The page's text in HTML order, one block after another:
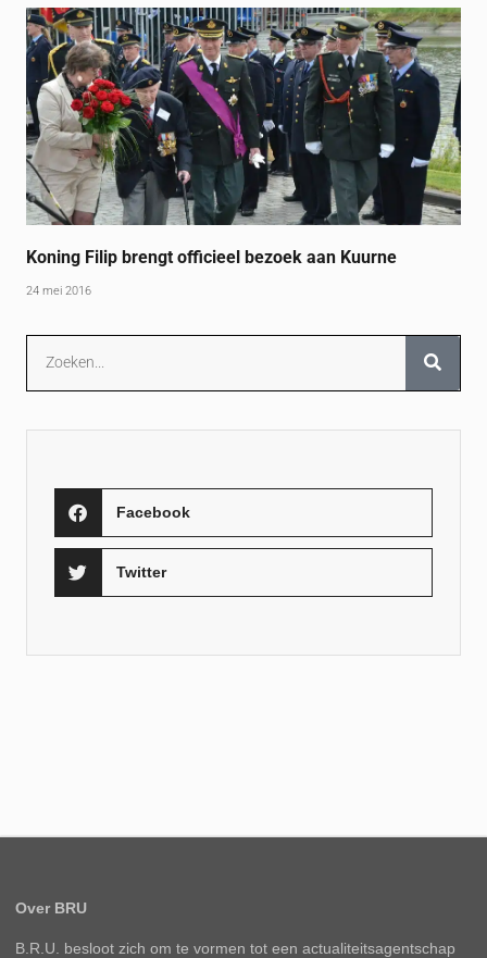
Koning Filip brengt officieel bezoek aan Kuurne
24 mei 2016
Facebook
Twitter
Over BRU
B.R.U. besloot zich om te vormen tot een actualiteitsagentschap